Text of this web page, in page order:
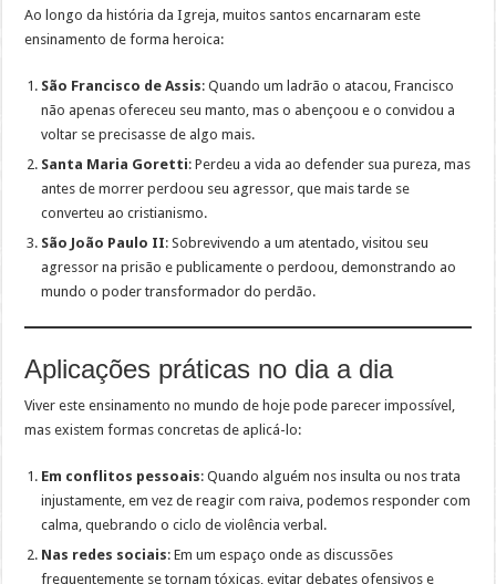
Ao longo da história da Igreja, muitos santos encarnaram este
ensinamento de forma heroica:
São Francisco de Assis: Quando um ladrão o atacou, Francisco
não apenas ofereceu seu manto, mas o abençoou e o convidou a
voltar se precisasse de algo mais.
Santa Maria Goretti: Perdeu a vida ao defender sua pureza, mas
antes de morrer perdoou seu agressor, que mais tarde se
converteu ao cristianismo.
São João Paulo II: Sobrevivendo a um atentado, visitou seu
agressor na prisão e publicamente o perdoou, demonstrando ao
mundo o poder transformador do perdão.
Aplicações práticas no dia a dia
Viver este ensinamento no mundo de hoje pode parecer impossível,
mas existem formas concretas de aplicá-lo:
Em conflitos pessoais: Quando alguém nos insulta ou nos trata
injustamente, em vez de reagir com raiva, podemos responder com
calma, quebrando o ciclo de violência verbal.
Nas redes sociais: Em um espaço onde as discussões
frequentemente se tornam tóxicas, evitar debates ofensivos e